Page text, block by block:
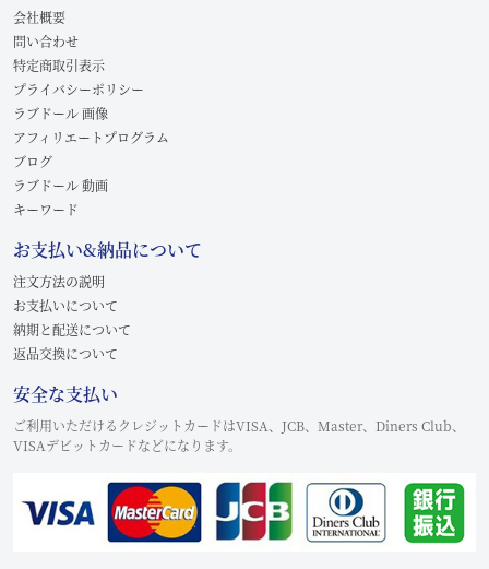
会社概要
問い合わせ
特定商取引表示
プライバシーポリシー
ラブドール 画像
アフィリエートプログラム
ブログ
ラブドール 動画
キーワード
お支払い&納品について
注文方法の説明
お支払いについて
納期と配送について
返品交換について
安全な支払い
ご利用いただけるクレジットカードはVISA、JCB、Master、Diners Club、
VISAデビットカードなどになります。